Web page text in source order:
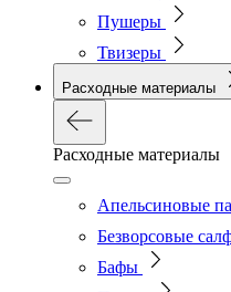
Пушеры
Твизеры
Расходные материалы
Расходные материалы
Апельсиновые
Безворсовые
Бафы